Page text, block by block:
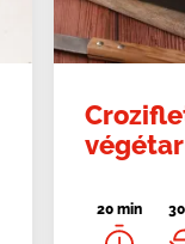
20 min